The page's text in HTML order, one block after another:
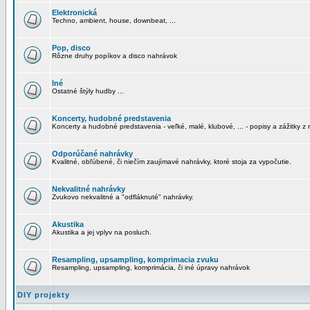
Elektronická
Techno, ambient, house, downbeat, ...
Pop, disco
Rôzne druhy popíkov a disco nahrávok
Iné
Ostatné štýly hudby ...
Koncerty, hudobné predstavenia
Koncerty a hudobné predstavenia - veľké, malé, klubové, ... - popisy a zážitky z
Odporúčané nahrávky
Kvalitné, obľúbené, či niečím zaujímavé nahrávky, ktoré stoja za vypočutie.
Nekvalitné nahrávky
Zvukovo nekvalitné a "odfláknuté" nahrávky.
Akustika
Akustika a jej vplyv na posluch.
Resampling, upsampling, komprimacia zvuku
Resampling, upsampling, komprimácia, či iné úpravy nahrávok
DIY projekty